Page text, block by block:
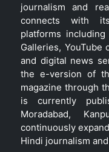
journalism and
connects with
platforms
Galleries, YouTube
and digital news
the e-version of
magazine through
is currently
Moradabad,
continuously
Hindi journalism